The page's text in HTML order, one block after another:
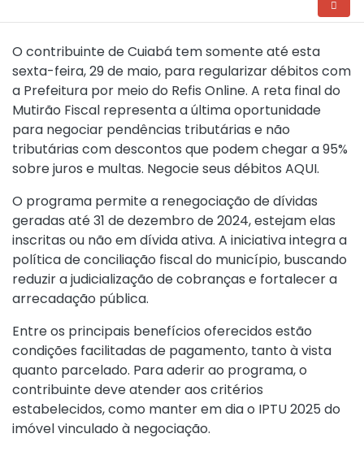
O contribuinte de Cuiabá tem somente até esta
sexta-feira, 29 de maio, para regularizar débitos com
a Prefeitura por meio do Refis Online. A reta final do
Mutirão Fiscal representa a última oportunidade
para negociar pendências tributárias e não
tributárias com descontos que podem chegar a 95%
sobre juros e multas. Negocie seus débitos AQUI.
O programa permite a renegociação de dívidas
geradas até 31 de dezembro de 2024, estejam elas
inscritas ou não em dívida ativa. A iniciativa integra a
política de conciliação fiscal do município, buscando
reduzir a judicialização de cobranças e fortalecer a
arrecadação pública.
Entre os principais benefícios oferecidos estão
condições facilitadas de pagamento, tanto à vista
quanto parcelado. Para aderir ao programa, o
contribuinte deve atender aos critérios
estabelecidos, como manter em dia o IPTU 2025 do
imóvel vinculado à negociação.